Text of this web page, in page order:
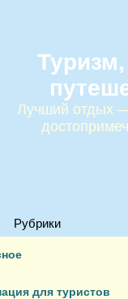
Лучший отдых
Рубрики
для туристов